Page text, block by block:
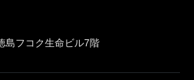
島フコク生命ビル7階